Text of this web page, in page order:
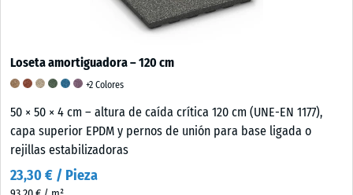
Loseta amortiguadora – 120 cm
+2 Colores
50 × 50 × 4 cm – altura de caída crítica 120 cm (UNE-EN 1177),
capa superior EPDM y pernos de unión para base ligada o
rejillas estabilizadoras
23,30 € / Pieza